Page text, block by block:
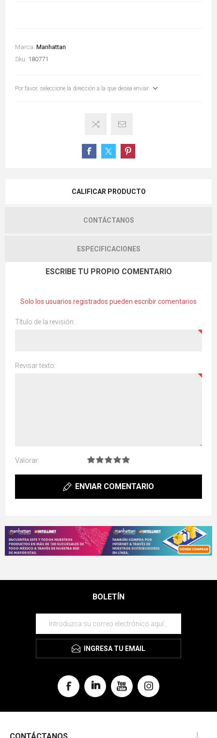
Marca: Manhattan
Sku: 180771
Por favor, seleccione la dirección a la que desea enviar
CALIFICAR PRODUCTO
CONTÁCTANOS
ESPECIFICACIONES
ESCRIBE TU PROPIO COMENTARIO
Solo los usuarios registrados pueden escribir comentarios
Título de la revisión:
Revisar texto:
Valorar:
ENVIAR COMENTARIO
BOLETÍN
INGRESA TU EMAIL